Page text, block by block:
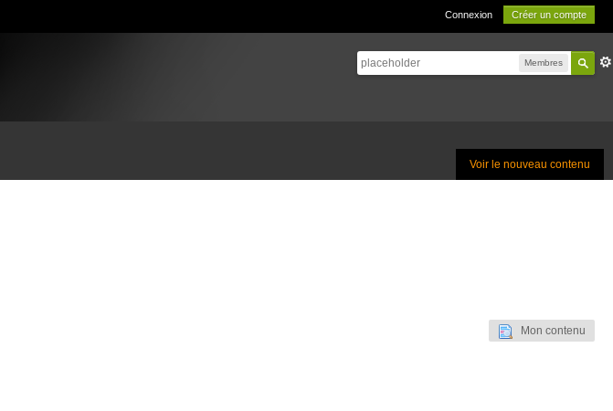
Connexion Créer un compte
Membres
Voir le nouveau contenu
Mon contenu